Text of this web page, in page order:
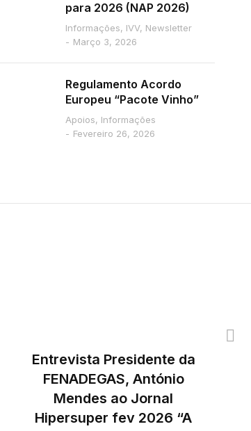
para 2026 (NAP 2026)
Informações, IVV, Newsletter
Março 3, 2026
Regulamento Acordo
Europeu “Pacote Vinho”
Apoios, Informações
Fevereiro 26, 2026
Entrevista Presidente da
FENADEGAS, António
Mendes ao Jornal
Hipersuper fev 2026 “A